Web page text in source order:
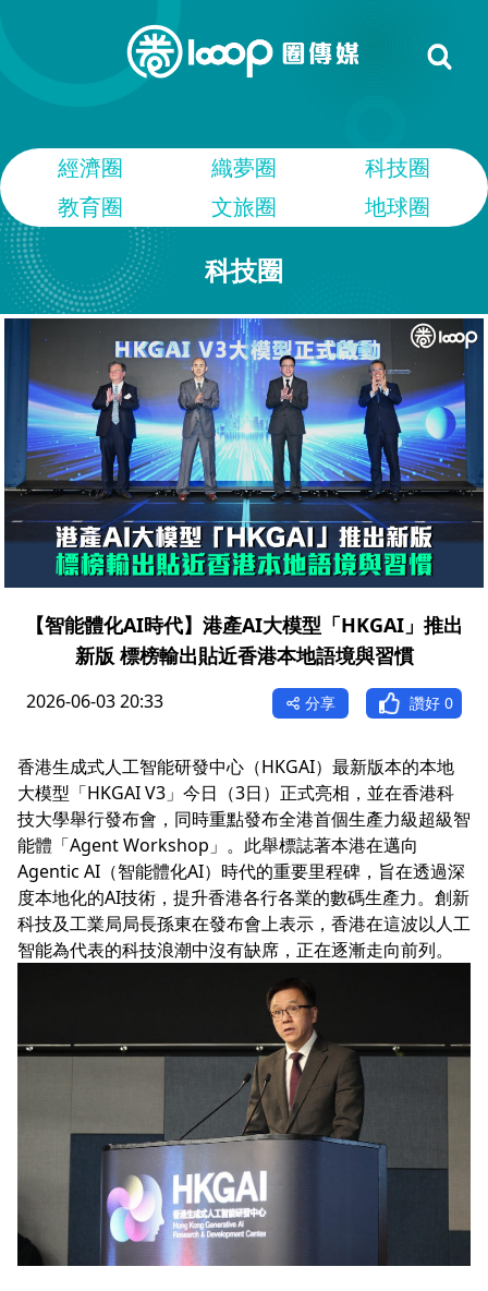
經濟圈 織夢圈
科技圈
教育圈
文旅圈 地球圈
科技圈
【智能體化AI時代】港產AI大模型「HKGAI」推出
新版 標榜輸出貼近香港本地語境與習慣
2026-06-03 20:33 分享 讚好 0
香港生成式人工智能研發中心（HKGAI）最新版本的本地
大模型「HKGAI V3」今日（3日）正式亮相，並在香港科
技大學舉行發布會，同時重點發布全港首個生產力級超級智
能體「Agent Workshop」。此舉標誌著本港在邁向
Agentic AI（智能體化AI）時代的重要里程碑，旨在透過深
度本地化的AI技術，提升香港各行各業的數碼生產力。創新
科技及工業局局長孫東在發布會上表示，香港在這波以人工
智能為代表的科技浪潮中沒有缺席，正在逐漸走向前列。